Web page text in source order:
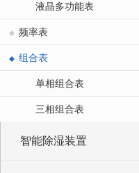
液晶多功能表
频率表
组合表
单相组合表
三相组合表
智能除湿装置